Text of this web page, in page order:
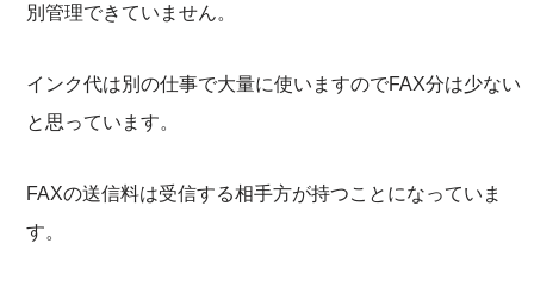
別管理できていません。
インク代は別の仕事で大量に使いますのでFAX分は少ない
と思っています。
FAXの送信料は受信する相手方が持つことになっていま
す。